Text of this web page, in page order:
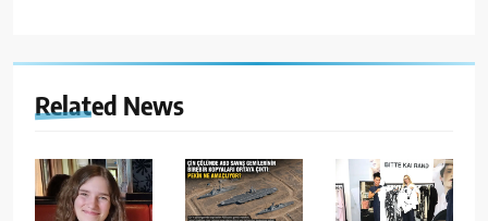
Related News